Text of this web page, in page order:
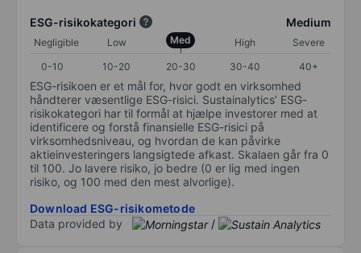
ESG-risikokategori Medium
Negligible Low Med High
Severe
0-10
10-20 20-30 30-40 40+
ESG-risikoen er et mål for, hvor godt en virksomhed
håndterer væsentlige ESG-risici. Sustainalytics’ ESG-
risikokategori har til formål at hjælpe investorer med at
identificere og forstå finansielle ESG-risici på
virksomhedsniveau, og hvordan de kan påvirke
aktieinvesteringers langsigtede afkast. Skalaen går fra 0
til 100. Jo lavere risiko, jo bedre (0 er lig med ingen
risiko, og 100 med den mest alvorlige).
Download ESG-risikometode
Data provided by
/